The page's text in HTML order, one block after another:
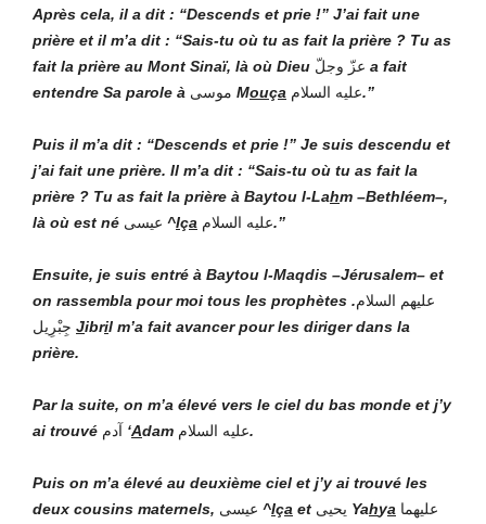
Après cela, il a dit : “Descends et prie !” J’ai fait une
prière et il m’a dit : “Sais-tu où tu as fait la prière ? Tu as
fait la prière au Mont Sinaï, là où Dieu عزّ وجلّ a fait
entendre Sa parole à موسى Mouça عليه السلام.”
Puis il m’a dit : “Descends et prie !” Je suis descendu et
j’ai fait une prière. Il m’a dit : “Sais-tu où tu as fait la
prière ? Tu as fait la prière à Baytou l-Lahm –Bethléem–,
là où est né عيسى ^Iça عليه السلام.”
Ensuite, je suis entré à Baytou l-Maqdis –Jérusalem– et
on rassembla pour moi tous les prophètes عليهم السلام.
جِبْرِيل Jibril m’a fait avancer pour les diriger dans la
prière.
Par la suite, on m’a élevé vers le ciel du bas monde et j’y
ai trouvé آدم ‘Adam عليه السلام.
Puis on m’a élevé au deuxième ciel et j’y ai trouvé les
deux cousins maternels, عيسى ^Iça et يحيى Yahya عليهما